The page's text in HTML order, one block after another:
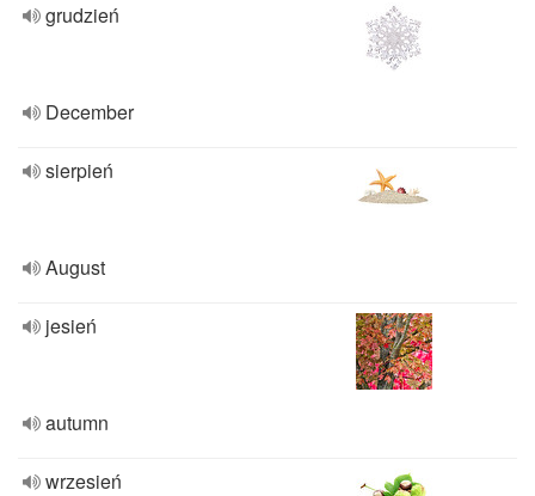
grudzień
December
sierpień
August
jesień
autumn
wrzesień